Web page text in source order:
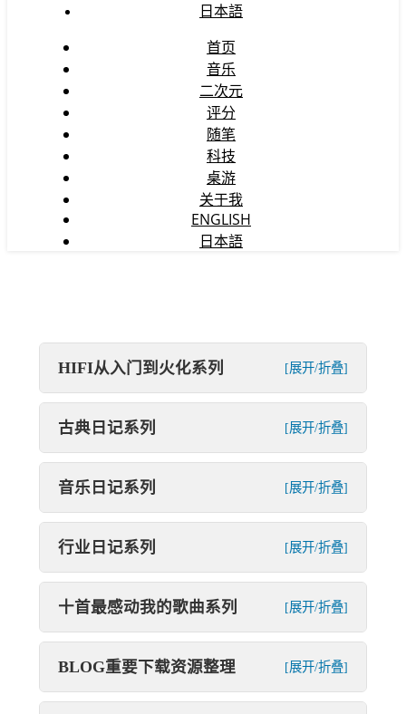
日本語
首页
音乐
二次元
评分
随笔
科技
桌游
关于我
ENGLISH
日本語
HIFI从入门到火化系列 [展开/折叠]
古典日记系列 [展开/折叠]
音乐日记系列 [展开/折叠]
行业日记系列 [展开/折叠]
十首最感动我的歌曲系列 [展开/折叠]
BLOG重要下载资源整理 [展开/折叠]